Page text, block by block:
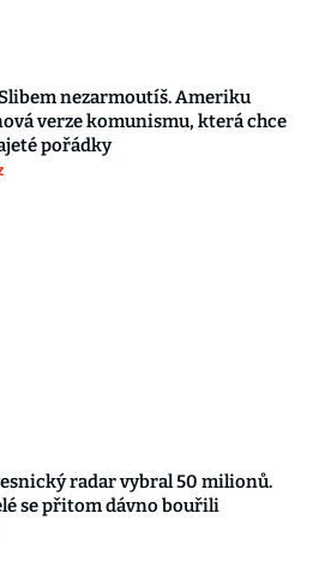
nezarmoutíš. Ameriku
verze komunismu, která chce
pořádky
radar vybral 50 milionů.
se přitom dávno bouřili